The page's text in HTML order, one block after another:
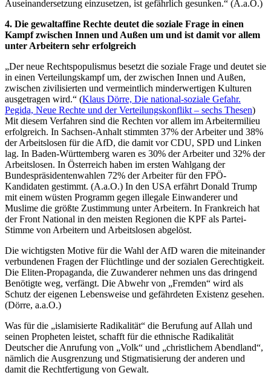
Auseinandersetzung einzusetzen, ist gefährlich gesunken.“ (A.a.O.)
4. Die gewaltaffine Rechte deutet die soziale Frage in einen
Kampf zwischen Innen und Außen um und ist damit vor allem
unter Arbeitern sehr erfolgreich
„Der neue Rechtspopulismus besetzt die soziale Frage und deutet sie
in einen Verteilungskampf um, der zwischen Innen und Außen,
zwischen zivilisierten und vermeintlich minderwertigen Kulturen
ausgetragen wird.“ (Klaus Dörre, Die national-soziale Gefahr.
Pegida, Neue Rechte und der Verteilungskonflikt – sechs Thesen)
Mit diesem Verfahren sind die Rechten vor allem im Arbeitermilieu
erfolgreich. In Sachsen-Anhalt stimmten 37% der Arbeiter und 38%
der Arbeitslosen für die AfD, die damit vor CDU, SPD und Linken
lag. In Baden-Württemberg waren es 30% der Arbeiter und 32% der
Arbeitslosen. In Österreich haben im ersten Wahlgang der
Bundespräsidentenwahlen 72% der Arbeiter für den FPÖ-
Kandidaten gestimmt. (A.a.O.) In den USA erfährt Donald Trump
mit einem wüsten Programm gegen illegale Einwanderer und
Muslime die größte Zustimmung unter Arbeitern. In Frankreich hat
der Front National in den meisten Regionen die KPF als Partei-
Stimme von Arbeitern und Arbeitslosen abgelöst.
Die wichtigsten Motive für die Wahl der AfD waren die miteinander
verbundenen Fragen der Flüchtlinge und der sozialen Gerechtigkeit.
Die Eliten-Propaganda, die Zuwanderer nehmen uns das dringend
Benötigte weg, verfängt. Die Abwehr von „Fremden“ wird als
Schutz der eigenen Lebensweise und gefährdeten Existenz gesehen.
(Dörre, a.a.O.)
Was für die „islamisierte Radikalität“ die Berufung auf Allah und
seinen Propheten leistet, schafft für die ethnische Radikalität
Deutscher die Anrufung von „Volk“ und „christlichem Abendland“,
nämlich die Ausgrenzung und Stigmatisierung der anderen und
damit die Rechtfertigung von Gewalt.